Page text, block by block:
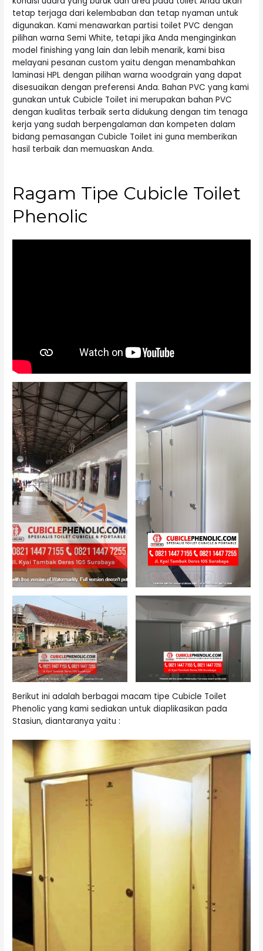
tetap terjaga dari kelembaban dan tetap nyaman untuk
digunakan. Kami menawarkan partisi toilet PVC dengan
pilihan warna Semi White, tetapi jika Anda menginginkan
model finishing yang lain dan lebih menarik, kami bisa
melayani pesanan custom yaitu dengan menambahkan
laminasi HPL dengan pilihan warna woodgrain yang dapat
disesuaikan dengan preferensi Anda. Bahan PVC yang kami
gunakan untuk Cubicle Toilet ini merupakan bahan PVC
dengan kualitas terbaik serta didukung dengan tim tenaga
kerja yang sudah berpengalaman dan kompeten dalam
bidang pemasangan Cubicle Toilet ini guna memberikan
hasil terbaik dan memuaskan Anda.
Ragam Tipe Cubicle Toilet
Phenolic
Berikut ini adalah berbagai macam tipe Cubicle Toilet
Phenolic yang kami sediakan untuk diaplikasikan pada
Stasiun, diantaranya yaitu :